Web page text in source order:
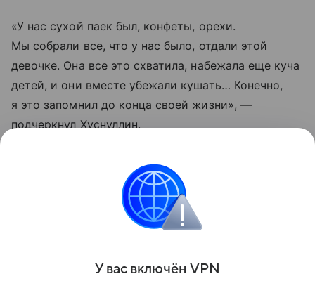
«У нас сухой паек был, конфеты, орехи.
Мы собрали все, что у нас было, отдали этой
девочке. Она все это схватила, набежала еще куча
детей, и они вместе убежали кушать… Конечно,
я это запомнил до конца своей жизни», —
подчеркнул Хуснуллин.
Он признался, что этот проект стал для него
особенным, школа была восстановлена, а затем —
и школа искусств на 550 человек, где так хотела
заниматься его юная собеседница.
Поделиться
У вас включён VPN